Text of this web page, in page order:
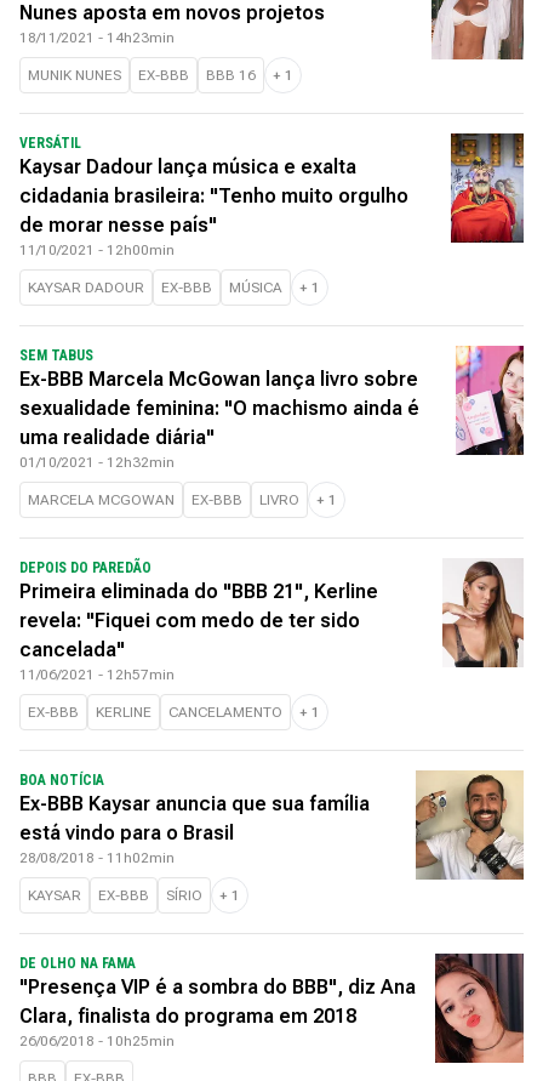
Nunes aposta em novos projetos
18/11/2021 - 14h23min
MUNIK NUNES EX-BBB BBB 16 + 1
VERSÁTIL
Kaysar Dadour lança música e exalta
cidadania brasileira: "Tenho muito orgulho
de morar nesse país"
11/10/2021 - 12h00min
KAYSAR DADOUR EX-BBB MÚSICA + 1
SEM TABUS
Ex-BBB Marcela McGowan lança livro sobre
sexualidade feminina: "O machismo ainda é
uma realidade diária"
01/10/2021 - 12h32min
MARCELA MCGOWAN EX-BBB LIVRO + 1
DEPOIS DO PAREDÃO
Primeira eliminada do "BBB 21", Kerline
revela: "Fiquei com medo de ter sido
cancelada"
11/06/2021 - 12h57min
EX-BBB KERLINE CANCELAMENTO + 1
BOA NOTÍCIA
Ex-BBB Kaysar anuncia que sua família
está vindo para o Brasil
28/08/2018 - 11h02min
KAYSAR EX-BBB SÍRIO + 1
DE OLHO NA FAMA
"Presença VIP é a sombra do BBB", diz Ana
Clara, finalista do programa em 2018
26/06/2018 - 10h25min